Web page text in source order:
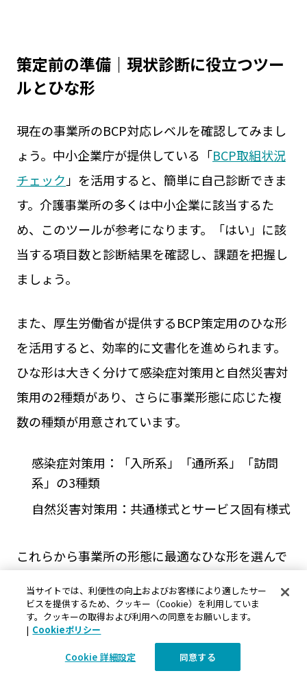
策定前の準備｜現状診断に役立つツー
ルとひな形
現在の事業所のBCP対応レベルを確認してみまし
ょう。中小企業庁が提供している「BCP取組状況
チェック」を活用すると、簡単に自己診断できま
す。介護事業所の多くは中小企業に該当するた
め、このツールが参考になります。「はい」に該
当する項目数と診断結果を確認し、課題を把握し
ましょう。
また、厚生労働省が提供するBCP策定用のひな形
を活用すると、効率的に文書化を進められます。
ひな形は大きく分けて感染症対策用と自然災害対
策用の2種類があり、さらに事業形態に応じた複
数の種類が用意されています。
感染症対策用：「入所系」「通所系」「訪問
系」の3種類
自然災害対策用：共通様式とサービス固有様式
これらから事業所の形態に最適なひな形を選んで
労働省のウェブサイトでは策定方法を解説する動
画や、作成したBCPを活用するための机上訓練の
動画も公開されていますので、ぜひ参考にしてみ
当サイトでは、利便性の向上およびお客様により適したサー
ビスを提供するため、クッキー（Cookie）を利用していま
す。クッキーの取得および利用への同意をお願いします。
| Cookieポリシー
Cookie 詳細設定 同意する